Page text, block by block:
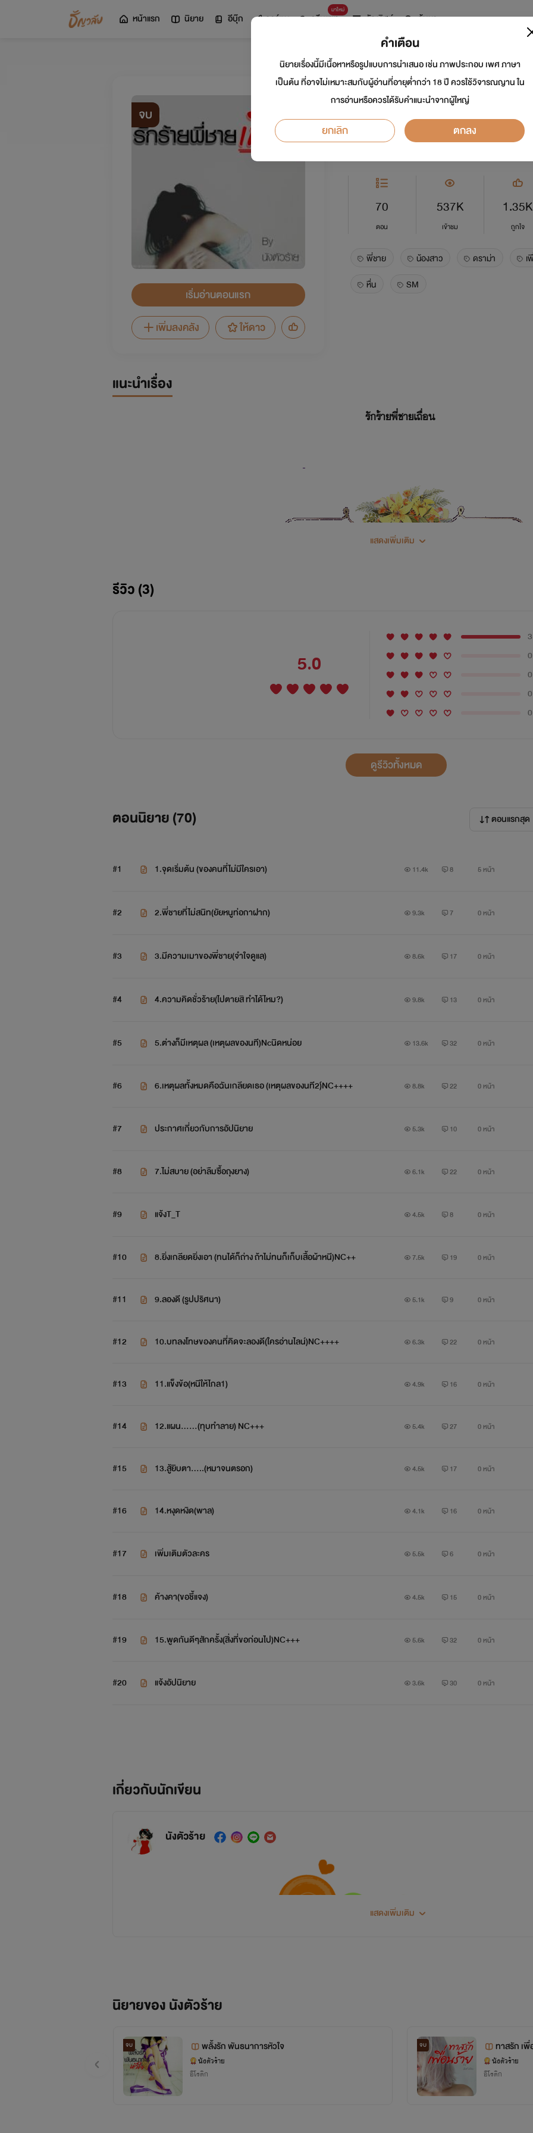
หน้าแรก นิยาย อีบุ๊ก การ์ตูน
มาใหม่
ดรีมแชท ธัญลิสต์ ค้นหา
จบ
เริ่มอ่านตอนแรก
เพิ่มลงคลัง
ให้ดาว
รักร้ายพี่ชายเถื่อน(
นักเขียน:นังตัวร้าย
อีโรติก
70
ตอน
537K
เข้าชม
1.35K
ถูกใจ
พี่ชาย น้องสาว ดราม่า
หื่น
SM
แนะนำเรื่อง
รักร้ายพี่ชายเถื่อน
ไรท์อาจจะไม่ได้ลงนิยายทุกวันเพราะ ไรท์เป็นนักเขียนพาร์ทไทม์ มีงานประจำที่ทำอยู่ซึ่งมันก็ยุ่งมากกกกก
แต่ก็สัญญาว่าจะลงให้จบอย่างแน่นอน แต่ล่ะตอนที่ไรท์แต่ง คือแต่งสด ฉะนั้นเวลาตรวจคำผิดแทบไม่มี ค
ทุกตอนที่ลงจะมีความยาว8 หน้ากระดาษ A4 ขึ้นไป ตัวหนังสือจะใช่fornCordia New ขนาดตัวหนังสื 16
รักร้ายพี่ชายเถื่อน
รับได้ยังไง น้องบ้าอะไร แม่ไปท้องตอนไหน
แสดงเพิ่มเติม
รีวิว (3)
5.0
3
0
0
0
0
ดูรีวิวทั้งหมด
ตอนนิยาย (70) ตอนแรกสุด
#1 1.จุดเริ่มต้น (ของคนที่ไม่มีใครเอา) 11.4k 8 5 หน้า
#2 2.พี่ชายที่ไม่สนิท(ยัยหนูท่อกาฝาก) 9.3k 7 0 หน้า
#3 3.มีความเมาของพี่ชาย(จำใจดูแล) 8.6k 17 0 หน้า
#4 4.ความคิดชั่วร้าย(ไปตายสิ ทำได้ไหม?) 9.8k 13 0 หน้า
#5 5.ต่างก็มีเหตุผล (เหตุผลของนที)Ncนิดหน่อย 13.6k 32 0 หน้า
#6 6.เหตุผลทั้งหมดคือฉันเกลียดเธอ (เหตุผลของนที2)์NC++++ 8.8k 22 0 หน้า
#7 ประกาศเกี่ยวกับการอัปนิยาย 5.3k 10 0 หน้า
#8 ุ7.ไม่สบาย (อย่าลืมซื้อถุงยาง) 6.1k 22 0 หน้า
#9 แจ้งT_T 4.5k 8 0 หน้า
#10 8.ยิ่งเกลียดยิ่งเอา (ทนได้ก็ถ่าง ถ้าไม่ทนก็เก็บเสื้อผ้าหนี)NC++ 7.5k 19 0 หน้า
#11 9.ลองดี (รูปปริศนา) 5.1k 9 0 หน้า
#12 10.บทลงโทษของคนที่คิดจะลองดี(ใครอ่านไลน์)NC++++ 6.3k 22 0 หน้า
#13 11.แข็งข้อ(หนีให้ไกล1) 4.9k 16 0 หน้า
#14 12.แผน......(ทุบทำลาย) NC+++ 5.4k 27 0 หน้า
#15 13.สู้ยิบตา.....(หมาจนตรอก) 4.5k 17 0 หน้า
#16 14.หงุดหงิด(พาล) 4.1k 16 0 หน้า
#17 เพิ่มเติมตัวละคร 5.5k 6 0 หน้า
#18 ค้างคา(ขอชี้แจง) 4.5k 15 0 หน้า
#19 15.พูดกันดีๆสักครั้ง(ส่ิงที่ขอก่อนไป)NC+++ 5.6k 32 0 หน้า
#20 แจ้งอัปนิยาย 3.6k 30 0 หน้า
เกี่ยวกับนักเขียน
นังตัวร้าย
แสดงเพิ่มเติม
นิยายของ นังตัวร้าย
จบ พลั้งรัก พันธนาการหัวใจ
นังตัวร้าย
อีโรติก
จบ ทาสรัก เ
นังตัวร้าย
อีโรติก
คำเตือน
นิยายเรื่องนี้มีเนื้อหาหรือรูปแบบการนำเสนอ เช่น ภาพประกอบ เพศ ภาษา
เป็นต้น ที่อาจไม่เหมาะสมกับผู้อ่านที่อายุต่ำกว่า 18 ปี ควรใช้วิจารณญาน ใน
การอ่านหรือควรได้รับคำแนะนำจากผู้ใหญ่
ยกเลิก ตกลง